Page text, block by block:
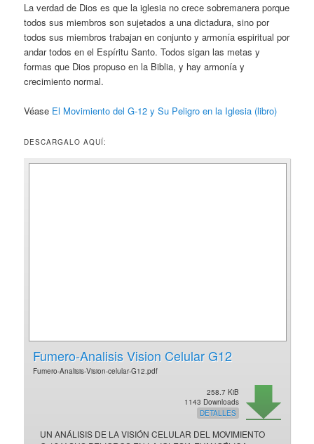
La verdad de Dios es que la iglesia no crece sobremanera porque
todos sus miembros son sujetados a una dictadura, sino por
todos sus miembros trabajan en conjunto y armonía espiritual por
andar todos en el Espíritu Santo. Todos sigan las metas y
formas que Dios propuso en la Biblia, y hay armonía y
crecimiento normal.
Véase El Movimiento del G-12 y Su Peligro en la Iglesia (libro)
DESCARGALO AQUÍ:
Fumero-Analisis Vision Celular G12
Fumero-Analisis-Vision-celular-G12.pdf
258.7 KiB
1143 Downloads
DETALLES
UN ANÁLISIS DE LA VISIÓN CELULAR DEL MOVIMIENTO